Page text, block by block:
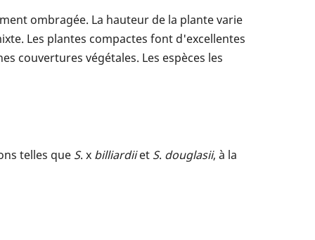
ombragée. La hauteur de la plante varie
Les plantes compactes font d'excellentes
couvertures végétales. Les espèces les
telles que S. x billiardiiet S. douglasii, à la